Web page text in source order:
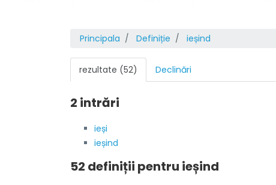
Principala Definiție ieșind
rezultate (52) Declinări
2 intrări
ieși
ieșind
52 definiții pentru ieșind